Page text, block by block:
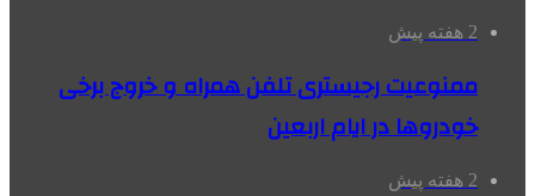
2 هفته پیش
ممنوعیت رجیستری تلفن همراه و خروج برخی
خودروها در ایام اربعین
2 هفته پیش